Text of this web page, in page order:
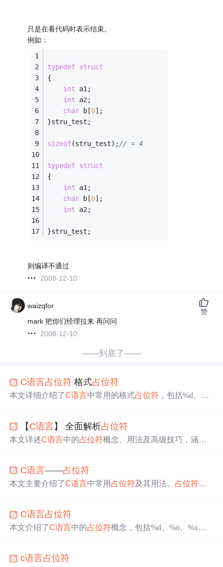
只是在看代码时表示结束。
例如：
typedef struct
{
int a1;
int a2;
char b[0];
}stru_test;
sizeof(stru_test);// = 4
typedef struct
{
int a1;
char b[0];
int a2;
}stru_test;
则编译不通过
2008-12-10
waizqfor
mark 把你们经理拉来 再问问
2008-12-10
赞
——到底了——
C语言占位符 格式占位符
本文详细介绍了C语言中常用的格式占位符 ，包括%d、%
【 C语言】 全面解析占位符
本文详述C语言中的占位符概念、用法及高级技巧，涵盖
用。C语言——占位符
本文主要介绍了C语言中常用 占位符及其用法。 占位符能
还提及占位符的宽度和精度控制，合理运用可提高编程效
率和代码质量。
C语言占位符
本文介绍了C语言中的占位符概念，包括%d、%o、%x、%
要性。通过实例展示了如何利用
c语言占位符